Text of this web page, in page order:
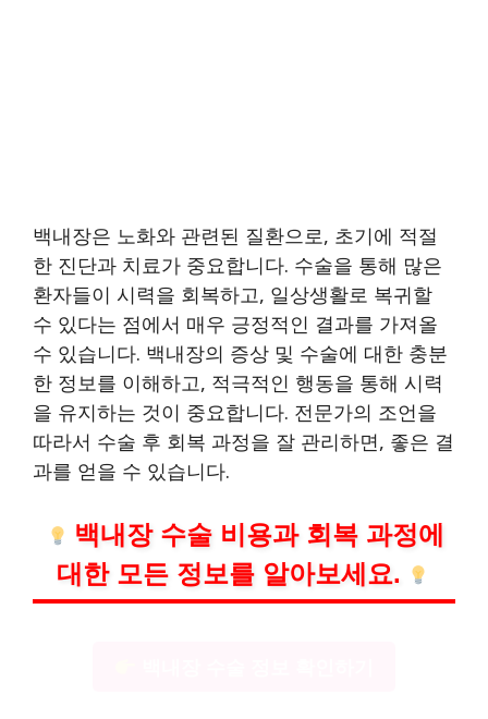
백내장은 노화와 관련된 질환으로, 초기에 적절
한 진단과 치료가 중요합니다. 수술을 통해 많은
환자들이 시력을 회복하고, 일상생활로 복귀할
수 있다는 점에서 매우 긍정적인 결과를 가져올
수 있습니다. 백내장의 증상 및 수술에 대한 충분
한 정보를 이해하고, 적극적인 행동을 통해 시력
을 유지하는 것이 중요합니다. 전문가의 조언을
따라서 수술 후 회복 과정을 잘 관리하면, 좋은 결
과를 얻을 수 있습니다.
백내장 수술 비용과 회복 과정에
대한 모든 정보를 알아보세요.